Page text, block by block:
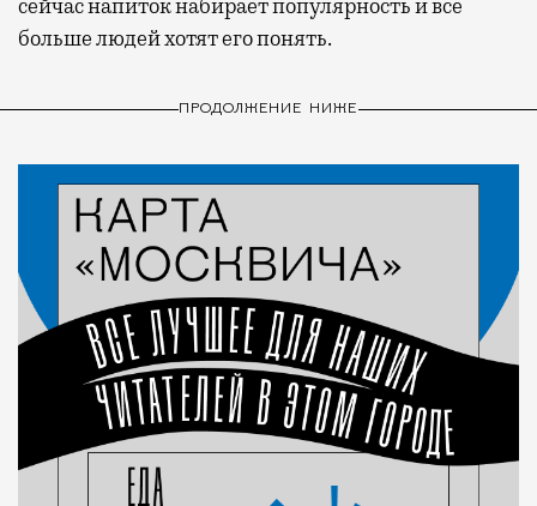
сейчас напиток набирает популярность и все
больше людей хотят его понять.
ПРОДОЛЖЕНИЕ НИЖЕ